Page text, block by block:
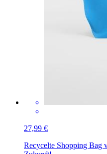
27,99 €
Recycelte Shopping Bag